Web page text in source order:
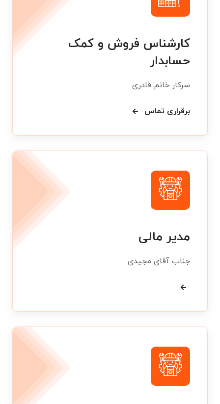
کارشناس فروش و کمک
حسابدار
سرکار خانم قادری
برقراری تماس
مدیر مالی
جناب آقای مجیدی